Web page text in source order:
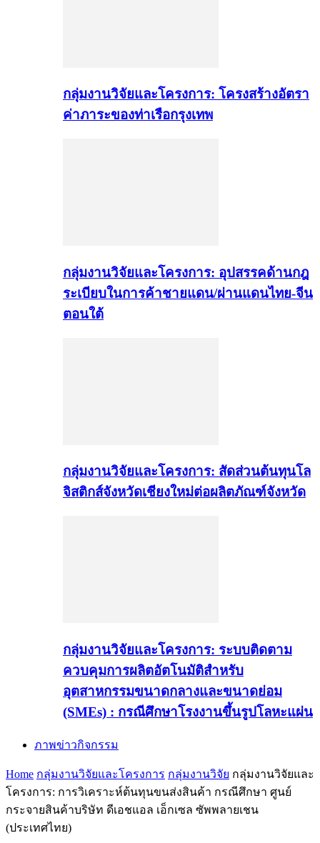
กลุ่มงานวิจัยและโครงการ: โครงสร้างอัตรา
ค่าภาระของท่าเรือกรุงเทพ
กลุ่มงานวิจัยและโครงการ: อุปสรรคด้านกฎ
ระเบียบในการค้าชายแดน/ผ่านแดนไทย-จีน
ตอนใต้
กลุ่มงานวิจัยและโครงการ: สัดส่วนต้นทุนโล
จิสติกส์จังหวัดเชียงใหม่ต่อผลิตภัณฑ์จังหวัด
กลุ่มงานวิจัยและโครงการ: ระบบติดตาม
ควบคุมการผลิตอัตโนมัติสำหรับ
อุตสาหกรรมขนาดกลางและขนาดย่อม
(SMEs) : กรณีศึกษาโรงงานขึ้นรูปโลหะแผ่น
ภาพข่าวกิจกรรม
Home กลุ่มงานวิจัยและโครงการ กลุ่มงานวิจัย กลุ่มงานวิจัยและ
โครงการ: การวิเคราะห์ต้นทุนขนส่งสินค้า กรณีศึกษา ศูนย์
กระจายสินค้าบริษัท ดีเอชแอล เอ็กเซล ซัพพลายเชน
(ประเทศไทย)